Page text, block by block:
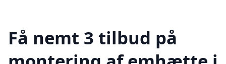
Få nemt 3 tilbud på